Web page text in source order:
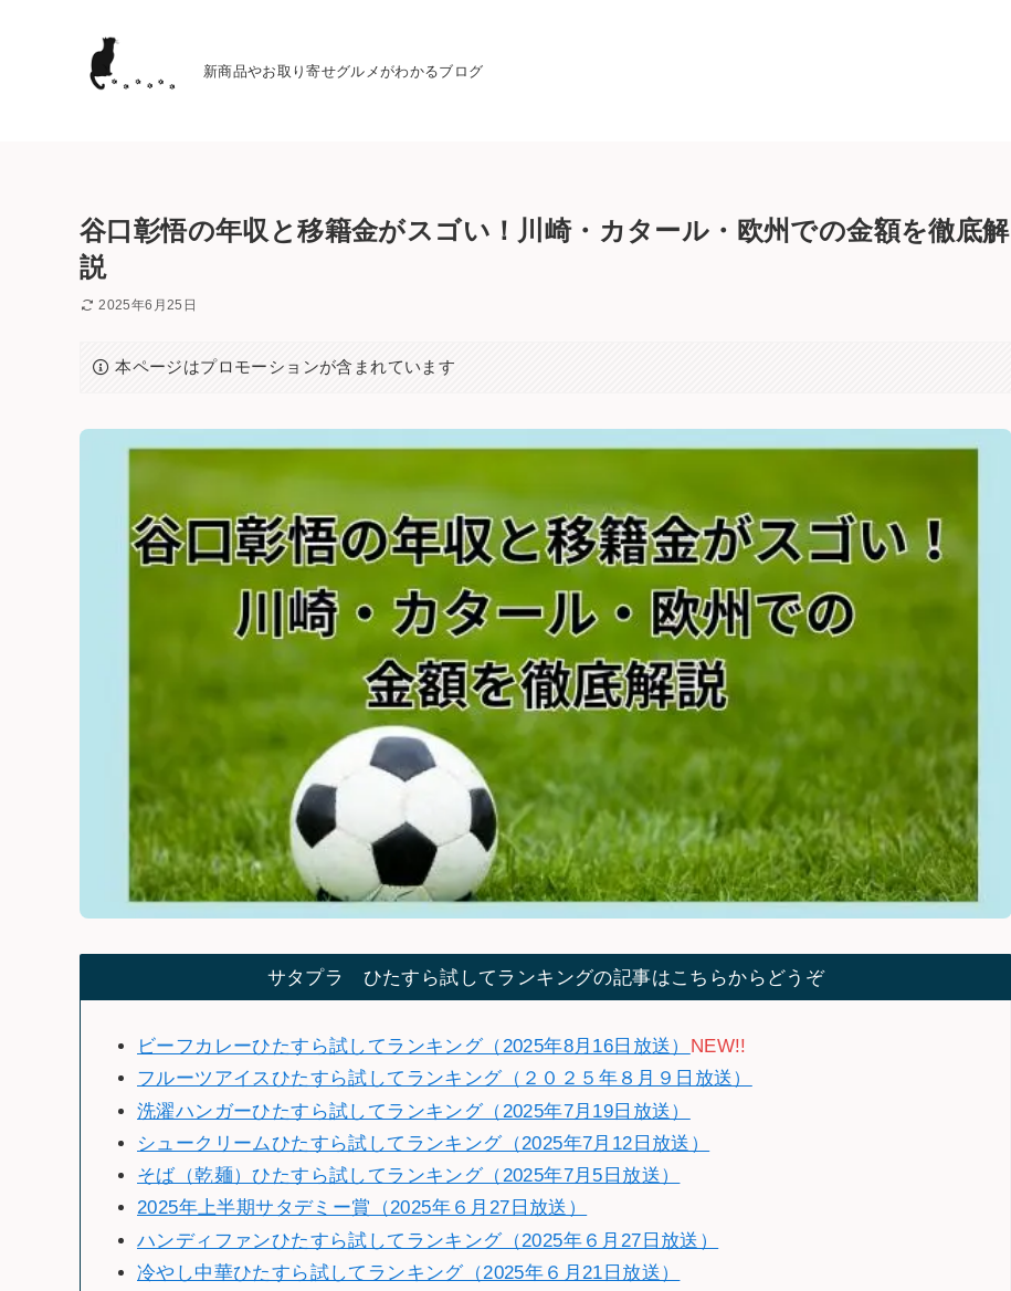
新商品やお取り寄せグルメがわかるブログ
谷口彰悟の年収と移籍金がスゴい！川崎・カタール・欧州での金額を徹底解
説
2025年6月25日
本ページはプロモーションが含まれています
サタプラ ひたすら試してランキングの記事はこちらからどうぞ
ビーフカレーひたすら試してランキング（2025年8月16日放送）
NEW!!
フルーツアイスひたすら試してランキング（２０２５年８月９日放送）
洗濯ハンガーひたすら試してランキング（2025年7月19日放送）
シュークリームひたすら試してランキング（2025年7月12日放送）
そば（乾麺）ひたすら試してランキング（2025年7月5日放送）
2025年上半期サタデミー賞（2025年６月27日放送）
ハンディファンひたすら試してランキング（2025年６月27日放送）
冷やし中華ひたすら試してランキング（2025年６月21日放送）